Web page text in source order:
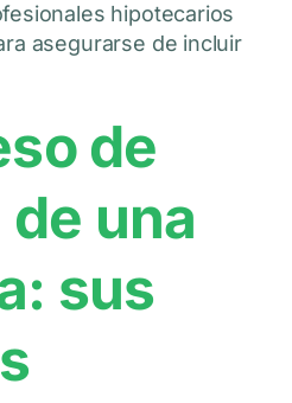
hipotecarios
asegurarse de incluir
de
una
sus